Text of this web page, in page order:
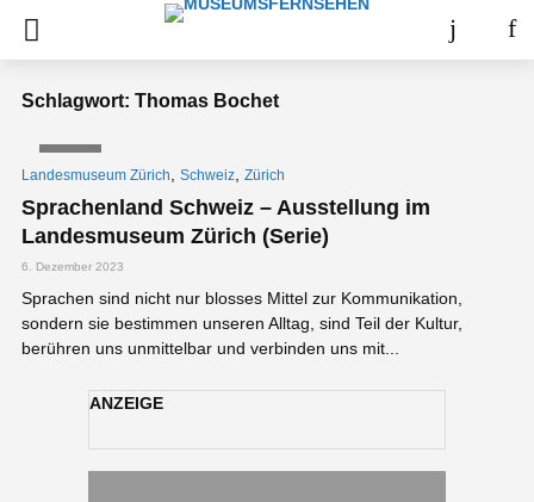
Schlagwort: Thomas Bochet
Landesmuseum Zürich Schweiz Zürich
Sprachenland Schweiz – Ausstellung im
Landesmuseum Zürich (Serie)
6. Dezember 2023
Sprachen sind nicht nur blosses Mittel zur Kommunikation,
sondern sie bestimmen unseren Alltag, sind Teil der Kultur,
berühren uns unmittelbar und verbinden uns mit...
ANZEIGE